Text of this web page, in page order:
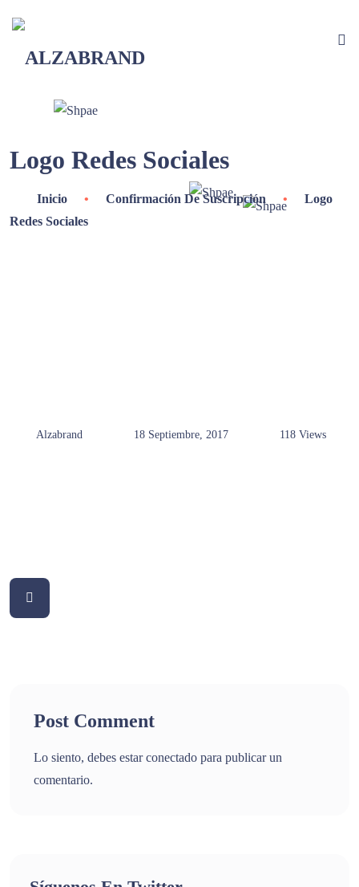
Logo Redes Sociales
Inicio • Confirmación De Suscripción •
Logo
Redes Sociales
Alzabrand 18 Septiembre, 2017 118 Views
Post Comment
Lo siento, debes estarconectado para publicar un
comentario.